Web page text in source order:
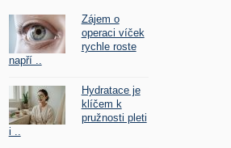
Zájem o
operaci víček
rychle roste
napří ..
Hydratace je
klíčem k
pružnosti pleti
i ..